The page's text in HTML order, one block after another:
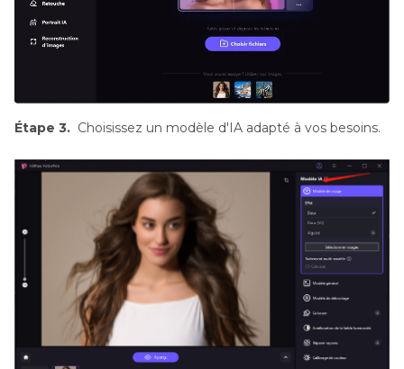
Étape 3. Choisissez un modèle d'IA adapté à vos besoins.